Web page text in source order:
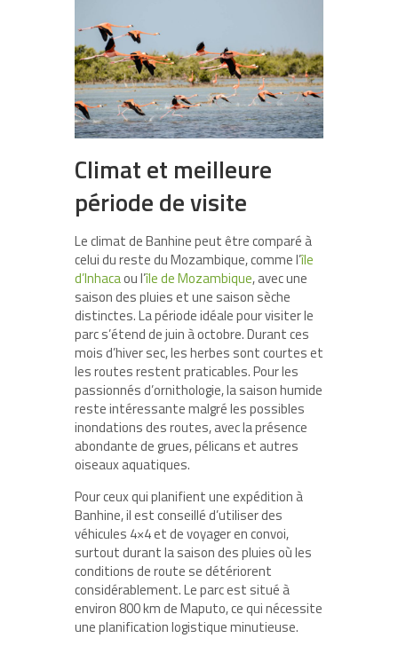
Climat et meilleure
période de visite
Le climat de Banhine peut être comparé à
celui du reste du Mozambique, comme l’île
d’Inhacaou l’île de Mozambique, avec une
saison des pluies et une saison sèche
distinctes. La période idéale pour visiter le
parc s’étend de juin à octobre. Durant ces
mois d’hiver sec, les herbes sont courtes et
les routes restent praticables. Pour les
passionnés d’ornithologie, la saison humide
reste intéressante malgré les possibles
inondations des routes, avec la présence
abondante de grues, pélicans et autres
oiseaux aquatiques.
Pour ceux qui planifient une expédition à
Banhine, il est conseillé d’utiliser des
véhicules 4×4 et de voyager en convoi,
surtout durant la saison des pluies où les
conditions de route se détériorent
considérablement. Le parc est situé à
environ 800 km de Maputo, ce qui nécessite
une planification logistique minutieuse.